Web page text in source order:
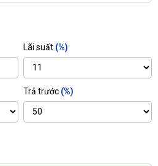
Lãi suất (%)
Trả trước (%)